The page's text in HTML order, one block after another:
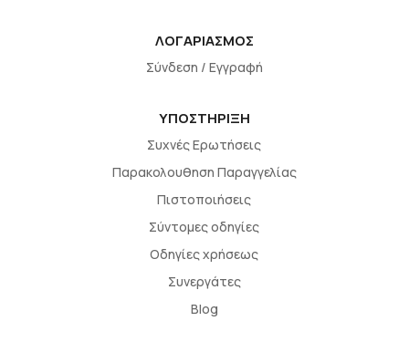
ΛΟΓΑΡΙΑΣΜΟΣ
Σύνδεση / Εγγραφή
ΥΠΟΣΤΗΡΙΞΗ
Συχνές Ερωτήσεις
Παρακολουθηση Παραγγελίας
Πιστοποιήσεις
Σύντομες οδηγίες
Οδηγίες χρήσεως
Συνεργάτες
Blog